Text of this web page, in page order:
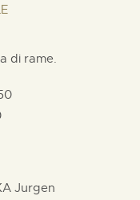
di rame.
Jurgen